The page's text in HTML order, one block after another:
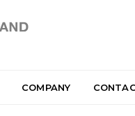
COMPANY